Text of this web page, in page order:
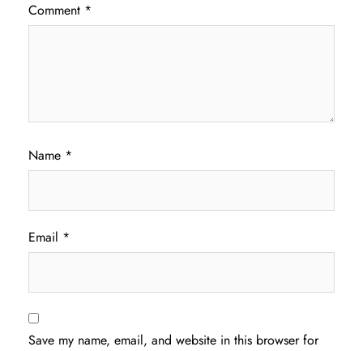
Comment *
Name *
Email *
Save my name, email, and website in this browser for